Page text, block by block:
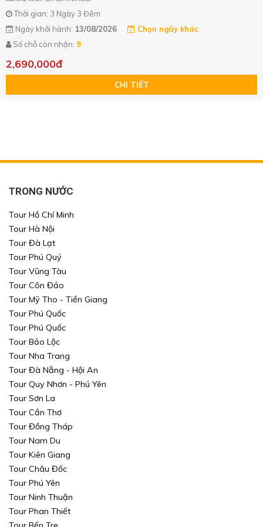
Thời gian: 3 Ngày 3 Đêm
Ngày khởi hành: 13/08/2026
Chọn ngày khác
Số chỗ còn nhận: 9
2,690,000đ
CHI TIẾT
TRONG NƯỚC
Tour Hồ Chí Minh
Tour Hà Nội
Tour Đà Lạt
Tour Phú Quý
Tour Vũng Tàu
Tour Côn Đảo
Tour Mỹ Tho - Tiền Giang
Tour Phú Quốc
Tour Phú Quốc
Tour Bảo Lộc
Tour Nha Trang
Tour Đà Nẵng - Hội An
Tour Quy Nhơn - Phú Yên
Tour Sơn La
Tour Cần Thơ
Tour Đồng Tháp
Tour Nam Du
Tour Kiên Giang
Tour Châu Đốc
Tour Phú Yên
Tour Ninh Thuận
Tour Phan Thiết